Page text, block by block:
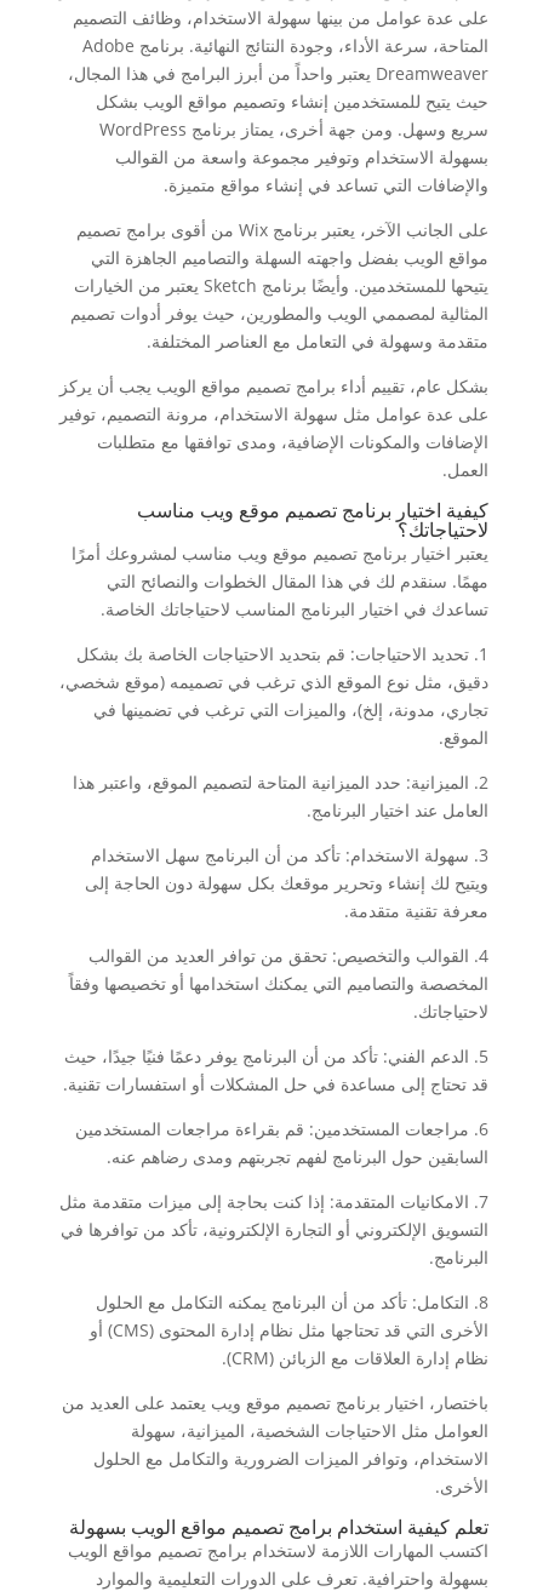
على عدة عوامل من بينها سهولة الاستخدام، وظائف التصميم
المتاحة، سرعة الأداء، وجودة النتائج النهائية. برنامج Adobe
Dreamweaver يعتبر واحداً من أبرز البرامج في هذا المجال،
حيث يتيح للمستخدمين إنشاء وتصميم مواقع الويب بشكل
سريع وسهل. ومن جهة أخرى، يمتاز برنامج WordPress
بسهولة الاستخدام وتوفير مجموعة واسعة من القوالب
والإضافات التي تساعد في إنشاء مواقع متميزة.
على الجانب الآخر، يعتبر برنامج Wix من أقوى برامج تصميم
مواقع الويب بفضل واجهته السهلة والتصاميم الجاهزة التي
يتيحها للمستخدمين. وأيضًا برنامج Sketch يعتبر من الخيارات
المثالية لمصممي الويب والمطورين، حيث يوفر أدوات تصميم
متقدمة وسهولة في التعامل مع العناصر المختلفة.
بشكل عام، تقييم أداء برامج تصميم مواقع الويب يجب أن يركز
على عدة عوامل مثل سهولة الاستخدام، مرونة التصميم، توفير
الإضافات والمكونات الإضافية، ومدى توافقها مع متطلبات
العمل.
كيفية اختيار برنامج تصميم موقع ويب مناسب
لاحتياجاتك؟
يعتبر اختيار برنامج تصميم موقع ويب مناسب لمشروعك أمرًا
مهمًا. سنقدم لك في هذا المقال الخطوات والنصائح التي
تساعدك في اختيار البرنامج المناسب لاحتياجاتك الخاصة.
1. تحديد الاحتياجات: قم بتحديد الاحتياجات الخاصة بك بشكل
دقيق، مثل نوع الموقع الذي ترغب في تصميمه (موقع شخصي،
تجاري، مدونة، إلخ)، والميزات التي ترغب في تضمينها في
الموقع.
2. الميزانية: حدد الميزانية المتاحة لتصميم الموقع، واعتبر هذا
العامل عند اختيار البرنامج.
3. سهولة الاستخدام: تأكد من أن البرنامج سهل الاستخدام
ويتيح لك إنشاء وتحرير موقعك بكل سهولة دون الحاجة إلى
معرفة تقنية متقدمة.
4. القوالب والتخصيص: تحقق من توافر العديد من القوالب
المخصصة والتصاميم التي يمكنك استخدامها أو تخصيصها وفقاً
لاحتياجاتك.
5. الدعم الفني: تأكد من أن البرنامج يوفر دعمًا فنيًا جيدًا، حيث
قد تحتاج إلى مساعدة في حل المشكلات أو استفسارات تقنية.
6. مراجعات المستخدمين: قم بقراءة مراجعات المستخدمين
السابقين حول البرنامج لفهم تجربتهم ومدى رضاهم عنه.
7. الامكانيات المتقدمة: إذا كنت بحاجة إلى ميزات متقدمة مثل
التسويق الإلكتروني أو التجارة الإلكترونية، تأكد من توافرها في
البرنامج.
8. التكامل: تأكد من أن البرنامج يمكنه التكامل مع الحلول
الأخرى التي قد تحتاجها مثل نظام إدارة المحتوى (CMS) أو
نظام إدارة العلاقات مع الزبائن (CRM).
باختصار، اختيار برنامج تصميم موقع ويب يعتمد على العديد من
العوامل مثل الاحتياجات الشخصية، الميزانية، سهولة
الاستخدام، وتوافر الميزات الضرورية والتكامل مع الحلول
الأخرى.
تعلم كيفية استخدام برامج تصميم مواقع الويب بسهولة
اكتسب المهارات اللازمة لاستخدام برامج تصميم مواقع الويب
بسهولة واحترافية. تعرف على الدورات التعليمية والموارد